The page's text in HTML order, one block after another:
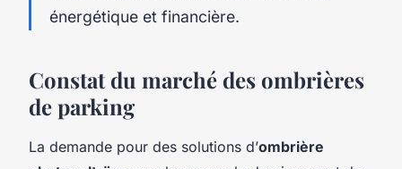
énergétique et financière.
Constat du marché des ombrières
de parking
La demande pour des solutions d’ombrière